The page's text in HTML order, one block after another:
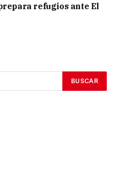
refugios ante El